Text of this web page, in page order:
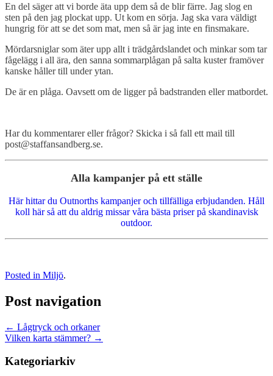
En del säger att vi borde äta upp dem så de blir färre. Jag slog en
sten på den jag plockat upp. Ut kom en sörja. Jag ska vara väldigt
hungrig för att se det som mat, men så är jag inte en finsmakare.
Mördarsniglar som äter upp allt i trädgårdslandet och minkar som tar
fågelägg i all ära, den sanna sommarplågan på salta kuster framöver
kanske håller till under ytan.
De är en plåga. Oavsett om de ligger på badstranden eller matbordet.
Har du kommentarer eller frågor? Skicka i så fall ett mail till
post@staffansandberg.se.
Alla kampanjer på ett ställe
Här hittar du Outnorths kampanjer och tillfälliga erbjudanden. Håll
koll här så att du aldrig missar våra bästa priser på skandinavisk
outdoor.
Posted in Miljö.
Post navigation
← Lågtryck och orkaner
Vilken karta stämmer? →
Kategoriarkiv